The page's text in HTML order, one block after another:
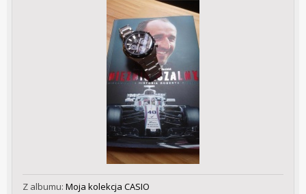
Z albumu: Moja kolekcja CASIO